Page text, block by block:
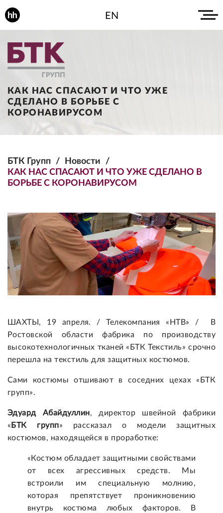
EN
КАК НАС СПАСАЮТ И ЧТО УЖЕ
СДЕЛАНО В БОРЬБЕ С
КОРОНАВИРУСОМ
БТК Групп
Новости
КАК НАС СПАСАЮТ И ЧТО УЖЕ СДЕЛАНО В
БОРЬБЕ С КОРОНАВИРУСОМ
ШАХТЫ, 19 апреля. / Телекомпания «НТВ» / В
Ростовской области фабрика по производству
высокотехнологичных тканей «БТК Текстиль» срочно
перешла на текстиль для защитных костюмов.
Сами костюмы отшивают в соседних цехах «БТК
групп».
Эдуард Абайдуллин, директор швейной фабрики
«БТК групп» рассказал о модели защитных
костюмов, находящейся в проработке:
«Костюм обладает защитными свойствами
от всех агрессивных средств. Мы
встроили им специальную молнию,
которая препятствует проникновению
внутрь костюма любых факторов. В